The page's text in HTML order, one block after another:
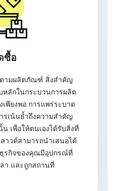
ซื้อ
ามผลิตภัณฑ์ สิ่งสำคัญ
หลักในกระบวนการผลิต
พียงพอ การแพร่ระบาด
ารเน้นย้ำถึงความสำคัญ
เพื่อให้ตนเองได้รับสิ่งที่
วด์สามารถนำเสนอได้
รกิจของคุณมีอุปกรณ์ที่
า และถูกสถานที่